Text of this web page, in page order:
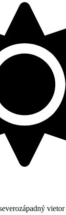
vietor